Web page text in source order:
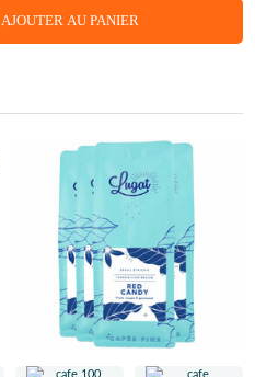
AJOUTER AU PANIER